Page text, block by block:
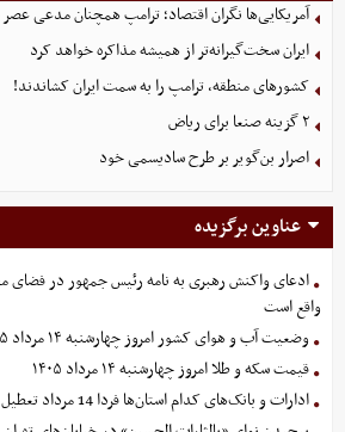
آمریکایی‌ها نگران اقتصاد؛ ترامپ همچنان مدعی
ایران سخت‌گیرانه‌تر از همیشه مذاکره خواهد کرد
کشورهای منطقه، ترامپ را به سمت ایران کشاندند!
۲ گزینه صنعا برای ریاض
اصرار بن‌گویر بر طرح سادیسمی خود
عناوین برگزیده
ادعای واکنش رهبری به نامه رئیس جمهور در
واقع است
وضعیت آب و هوای کشور امروز چهارشنبه ۱۴ مرداد ۱۴۰۵
قیمت سکه و طلا امروز چهارشنبه ۱۴ مرداد ۱۴۰۵
ادارات و بانک‌های کدام استان‌ها فردا 14 مرداد تعطیل هستند؟